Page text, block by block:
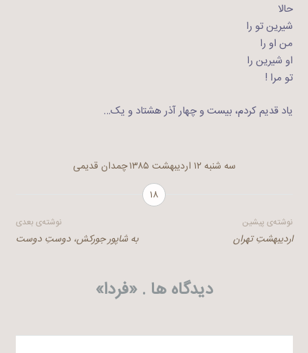
حالا
شیرین تو را
من او را
او شیرین را
تو مرا !
یاد قدیم کردم، بیست و چهار آذر هشتاد و یک…
سه شنبه ۱۲ اردیبهشت ۱۳۸۵
چمدان قدیمی
۱۸
راهبری
نوشته‌ی پیشین
اردیبهشتِ تهران
نوشته‌ی بعدی
به شاپور جورکش، دوست‌ِ دوست
دیدگاه ها . «فردا»